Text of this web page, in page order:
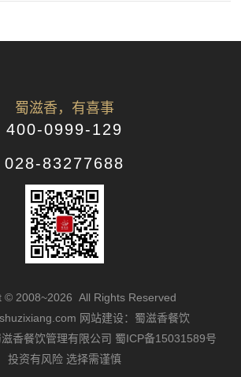
蜀滋香，有喜事
400-0999-129
028-83277688
© 2008~2026 All Rights Reserved
网站建设：蜀滋香餐饮
香餐饮管理有限公司 蜀ICP备15031589号
投资有风险 选择需谨慎